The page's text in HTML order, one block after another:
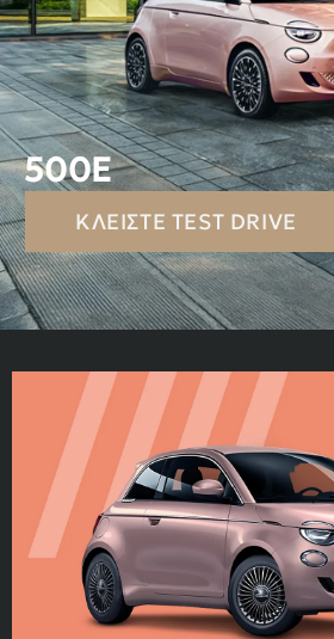
500E
ΚΛΕΊΣΤΕ TEST DRIVE